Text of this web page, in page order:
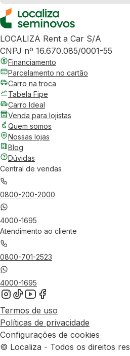
LOCALIZA Rent a Car S/A
CNPJ nº 16.670.085/0001-55
Financiamento
Parcelamento no cartão
Carro na troca
Tabela Fipe
Carro Ideal
Venda para lojistas
Quem somos
Nossas lojas
Blog
Dúvidas
Central de vendas
0800-200-2000
4000-1695
Atendimento ao cliente
0800-701-2523
4000-1695
Termos de uso
Políticas de privacidade
Configurações de cookies
© Localiza - Todos os direitos